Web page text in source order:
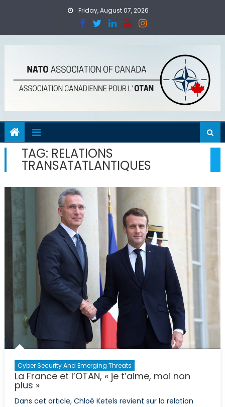
Friday, August 07, 2026
TAG: RELATIONS
TRANSATATLANTIQUES
Cyber Security And Emerging Threats
La France et l’OTAN, « je t’aime, moi non
plus »
Dans cet article, Chloé Ketels revient sur la relation